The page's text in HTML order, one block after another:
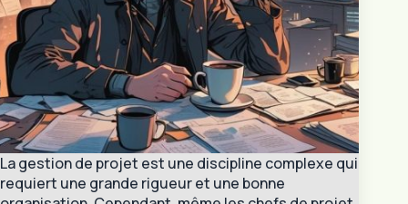
La gestion de projet est une discipline complexe qui
requiert une grande rigueur et une bonne